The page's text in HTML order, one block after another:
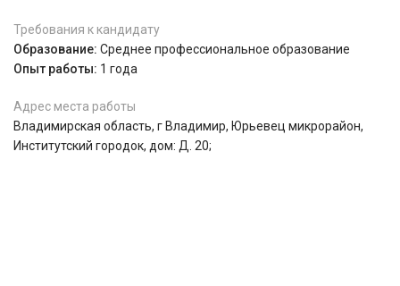
Требования к кандидату
Образование: Среднее профессиональное образование
Опыт работы: 1 года
Адрес места работы
Владимирская область, г Владимир, Юрьевец микрорайон,
Институтский городок, дом: Д. 20;